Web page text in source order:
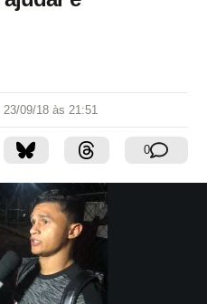
23/09/18 às 21:51
0